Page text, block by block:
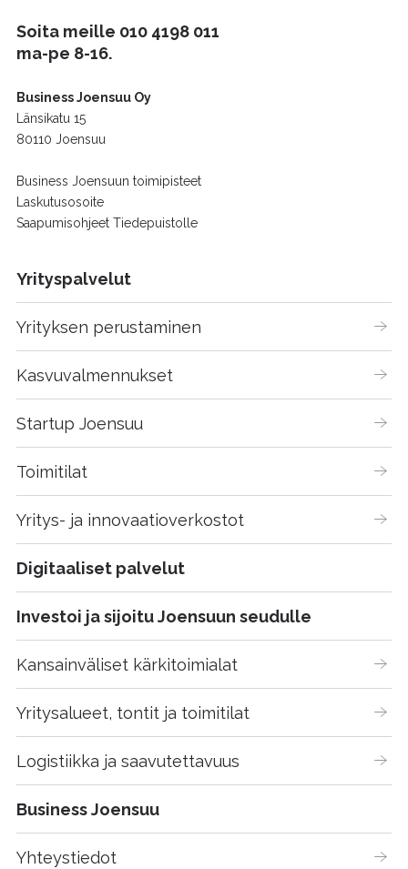
Soita meille 010 4198 011
ma-pe 8-16.
Business Joensuu Oy
Länsikatu 15
80110 Joensuu
Business Joensuun toimipisteet
Laskutusosoite
Saapumisohjeet Tiedepuistolle
Yrityspalvelut
Yrityksen perustaminen
Kasvuvalmennukset
Startup Joensuu
Toimitilat
Yritys- ja innovaatioverkostot
Digitaaliset palvelut
Investoi ja sijoitu Joensuun seudulle
Kansainväliset kärkitoimialat
Yritysalueet, tontit ja toimitilat
Logistiikka ja saavutettavuus
Business Joensuu
Yhteystiedot